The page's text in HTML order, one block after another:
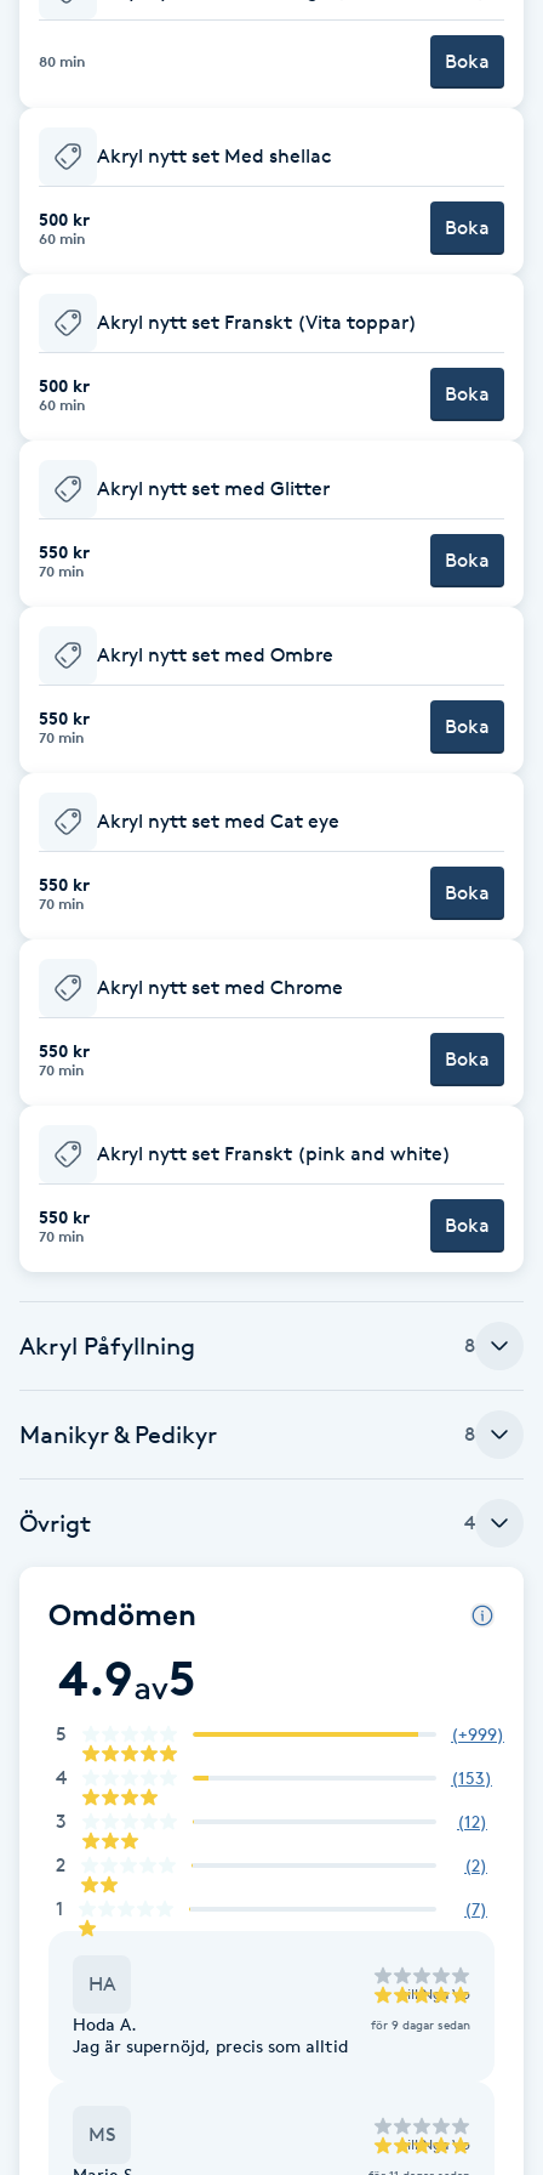
Balayage
Barber
Barnklippning
BIAB
Blowout
Bottenfärg
Brynfärgning
Brynplockning
Celluliter
Color correction
Cryoterapi
Damklippning
Enzympeeling
Eyeliner-tatuering
Face framing
Faceliftmassage
Fet hårbotten
Fettreducering
Fibromassage
Fotmassage
80 min Boka
Akryl nytt set Med shellac
500 kr
60 min Boka
Akryl nytt set Franskt (Vita toppar)
500 kr
60 min Boka
Akryl nytt set med Glitter
550 kr
70 min Boka
Akryl nytt set med Ombre
550 kr
70 min Boka
Akryl nytt set med Cat eye
550 kr
70 min Boka
Akryl nytt set med Chrome
550 kr
70 min Boka
Akryl nytt set Franskt (pink and white)
550 kr
70 min Boka
Akryl Påfyllning 8
Manikyr & Pedikyr 8
Övrigt 4
Omdömen
4.9av5
5 (+999)
4 (153)
3 (12)
2 (2)
1 (7)
HA till Nga Vo
Hoda A. för 9 dagar sedan
Jag är supernöjd, precis som alltid
MS till Nga Vo